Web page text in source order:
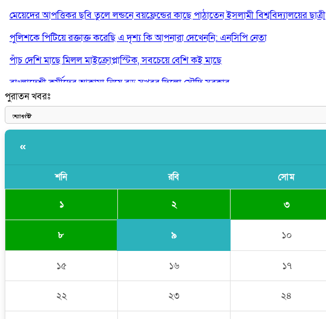
মেয়েদের আপত্তিকর ছবি তুলে লন্ডনে বয়ফ্রেন্ডের কাছে পাঠাতেন ইসলামী বিশ্ববিদ্যালয়ের ছাত্রী
পুলিশকে পিটিয়ে রক্তাক্ত করেছি এ দৃশ্য কি আপনারা দেখেননি: এনসিপি নেতা
পাঁচ দেশি মাছে মিলল মাইক্রোপ্লাস্টিক, সবচেয়ে বেশি কই মাছে
বাংলাদেশী কর্মীদের আকামা নিয়ে বড় সুখবর দিলো সৌদি সরকার
ভারতের পূর্ব সীমান্তে এখন ‘আরেকটি পাকিস্তান’ গড়ে উঠেছে: সজীব ওয়াজেদ জয়
পুরাতন খবরঃ
«
শনি রবি সোম
১ ২ ৩
৮ ৯ ১০
১৫ ১৬ ১৭
২২ ২৩ ২৪